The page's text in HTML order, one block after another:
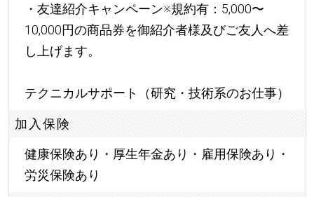
・友達紹介キャンペーン※規約有：5,000〜
10,000円の商品券を御紹介者様及びご友人へ差
し上げます。
テクニカルサポート（研究・技術系のお仕事）
加入保険
健康保険あり・厚生年金あり・雇用保険あり・
労災保険あり